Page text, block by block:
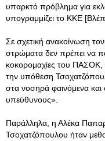
υπαρκτό πρόβλημα για
υπογραμμίζει το ΚΚΕ
Σε σχετική ανακοίνωση
στρώματα δεν πρέπει να
κοκορομαχίες του
την υπόθεση
στα νοσηρά φαινόμενα
υπεύθυνους».
Παράλληλα, η Αλέκα
Τσοχατζόπουλου ήταν